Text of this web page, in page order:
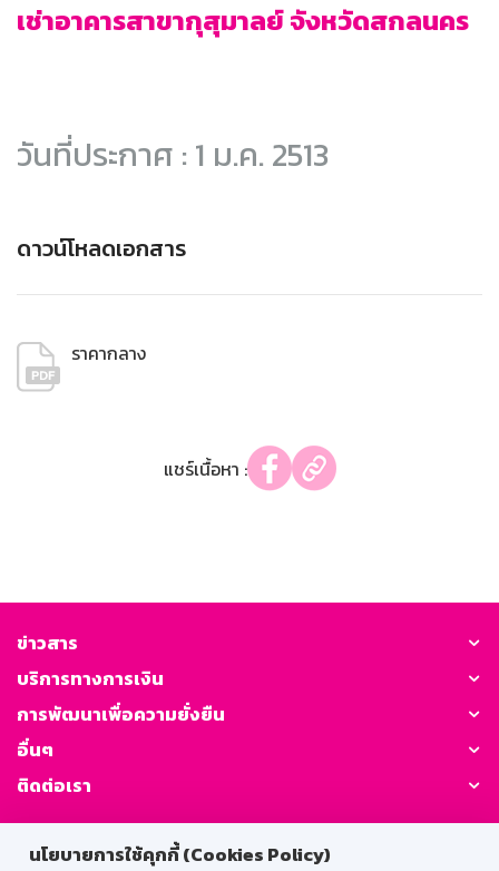
นโยบายการใช้คุกกี้ (Cookies Policy)
เช่าอาคารสาขากุสุมาลย์ จังหวัดสกลนคร
วันที่ประกาศ : 1 ม.ค. 2513
ดาวน์โหลดเอกสาร
ราคากลาง
แชร์เนื้อหา :
ข่าวสาร
บริการทางการเงิน
การพัฒนาเพื่อความยั่งยืน
อื่นๆ
ติดต่อเรา
GSB Society: